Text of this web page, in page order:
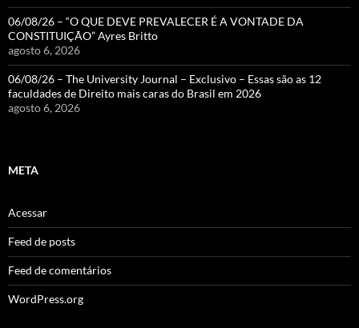
06/08/26 – “O QUE DEVE PREVALECER É A VONTADE DA
CONSTITUIÇÃO” Ayres Britto
agosto 6, 2026
06/08/26 – The University Journal – Exclusivo – Essas são as 12
faculdades de Direito mais caras do Brasil em 2026
agosto 6, 2026
META
Acessar
Feed de posts
Feed de comentários
WordPress.org